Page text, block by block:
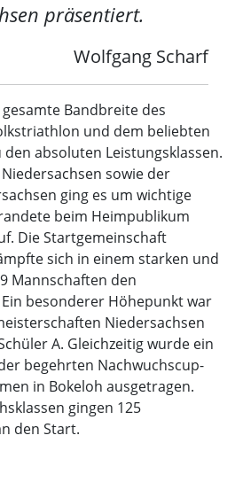
präsentiert.
Wolfgang Scharf
Bandbreite des
und dem beliebten
absoluten Leistungsklassen.
sowie der
ging es um wichtige
beim Heimpublikum
Die Startgemeinschaft
sich in einem starken und
Mannschaften den
besonderer Höhepunkt war
Niedersachsen
A. Gleichzeitig wurde ein
begehrten Nachwuchscup-
in Bokeloh ausgetragen.
gingen 125
den Start.